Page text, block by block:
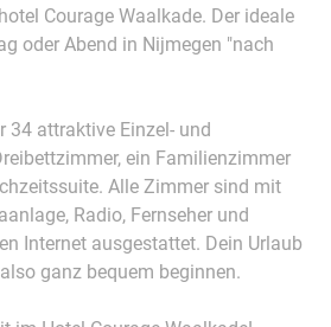
Courage Waalkade. Der ideale
oder Abend in Nijmegen "nach
34 attraktive Einzel- und
ein Familienzimmer
Alle Zimmer sind mit
Radio, Fernseher und
Internet ausgestattet. Dein Urlaub
ganz bequem beginnen.